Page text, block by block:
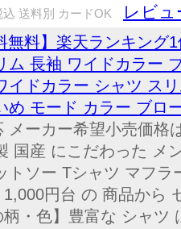
込 送料別 カードOK レビュ
無料】楽天ランキン
ム 長袖 ワイドカラー
イドカラー シャツ ス
め モード カラー ブロ
メーカー希望小売価格
国産 にこだわった メ
トソー Tシャツ マフ
1,000円台 の 商品から
柄・色】豊富な シャ